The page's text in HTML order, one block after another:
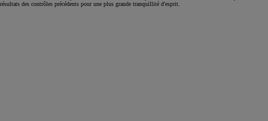
résultats des contrôles précédents pour une plus grande tranquillité d'esprit.